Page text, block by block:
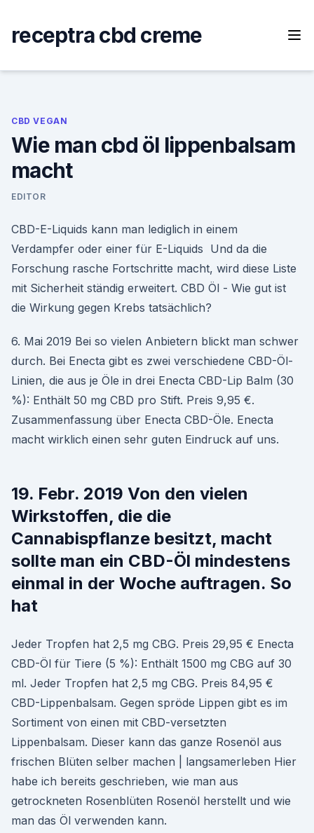
content
receptra cbd creme
CBD VEGAN
Wie man cbd öl lippenbalsam
macht
EDITOR
CBD-E-Liquids kann man lediglich in einem
Verdampfer oder einer für E-Liquids Und da die
Forschung rasche Fortschritte macht, wird diese Liste
mit Sicherheit ständig erweitert. CBD Öl - Wie gut ist
die Wirkung gegen Krebs tatsächlich?
6. Mai 2019 Bei so vielen Anbietern blickt man schwer
durch. Bei Enecta gibt es zwei verschiedene CBD-Öl-
Linien, die aus je Öle in drei Enecta CBD-Lip Balm (30
%): Enthält 50 mg CBD pro Stift. Preis 9,95 €.
Zusammenfassung über Enecta CBD-Öle. Enecta
macht wirklich einen sehr guten Eindruck auf uns.
19. Febr. 2019 Von den vielen
Wirkstoffen, die die
Cannabispflanze besitzt, macht
sollte man ein CBD-Öl mindestens
einmal in der Woche auftragen. So
hat
Jeder Tropfen hat 2,5 mg CBG. Preis 29,95 € Enecta
CBD-Öl für Tiere (5 %): Enthält 1500 mg CBG auf 30
ml. Jeder Tropfen hat 2,5 mg CBG. Preis 84,95 €
CBD-Lippenbalsam. Gegen spröde Lippen gibt es im
Sortiment von einen mit CBD-versetzten
Lippenbalsam. Dieser kann das ganze Rosenöl aus
frischen Blüten selber machen | langsamerleben Hier
habe ich bereits geschrieben, wie man aus
getrockneten Rosenblüten Rosenöl herstellt und wie
man das Öl verwenden kann.